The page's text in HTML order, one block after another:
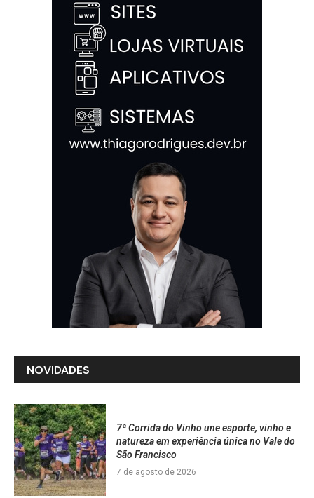
NOVIDADES
7ª Corrida do Vinho une esporte, vinho e
natureza em experiência única no Vale do
São Francisco
7 de agosto de 2026